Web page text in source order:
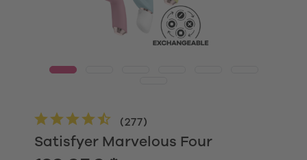
Satisfyer Marvelous Four
(277)